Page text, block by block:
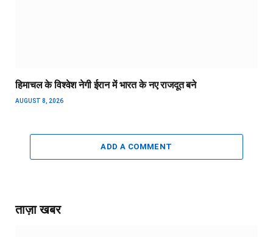
हिमाचल के विश्वेश नेगी ईरान में भारत के नए राजदूत बने
AUGUST 8, 2026
ADD A COMMENT
ताज़ा खबर